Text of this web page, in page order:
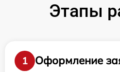
Этапы
1
Оформление